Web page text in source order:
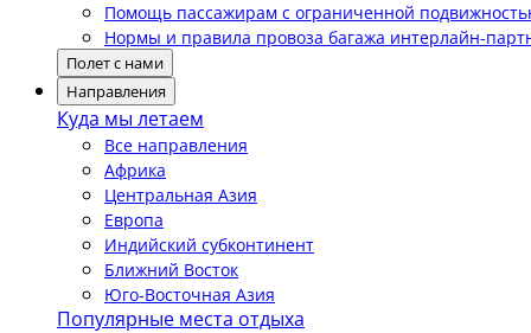
Помощь пассажирам с ограниченной
Нормы и правила провоза багажа интерлайн-
Полет с нами
Направления
Куда мы летаем
Все направления
Африка
Центральная Азия
Европа
Индийский субконтинент
Ближний Восток
Юго-Восточная Азия
Популярные места отдыха